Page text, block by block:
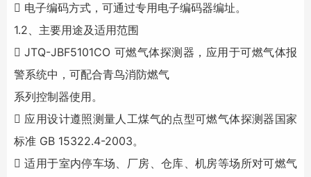
 电子编码方式，可通过专用电子编码器编址。
1.2、主要用途及适用范围
 JTQ-JBF5101CO 可燃气体探测器，应用于可燃气体报
警系统中，可配合青鸟消防燃气
系列控制器使用。
 应用设计遵照测量人工煤气的点型可燃气体探测器国家
标准 GB 15322.4-2003。
 适用于室内停车场、厂房、仓库、机房等场所对可燃气